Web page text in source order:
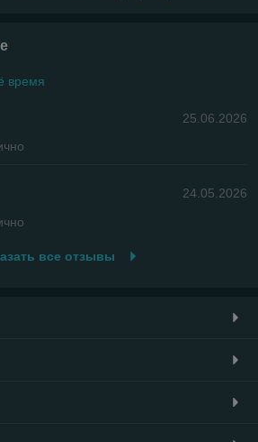
время
25.06.2026
24.05.2026
все отзывы